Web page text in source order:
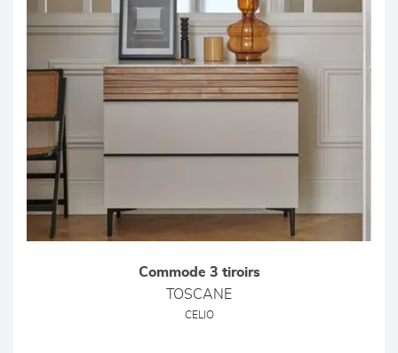
Commode 3 tiroirs
TOSCANE
CELIO